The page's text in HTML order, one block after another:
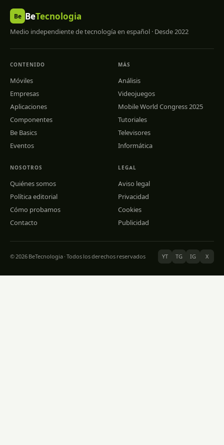
Be BeTecnologia
Medio independiente de tecnología en español · Desde 2022
CONTENIDO
Móviles
Empresas
Aplicaciones
Componentes
Be Basics
Eventos
MÁS
Análisis
Videojuegos
Mobile World Congress 2025
Tutoriales
Televisores
Informática
NOSOTROS
Quiénes somos
Política editorial
Cómo probamos
Contacto
LEGAL
Aviso legal
Privacidad
Cookies
Publicidad
© 2026 BeTecnologia · Todos los derechos reservados YT TG IG X